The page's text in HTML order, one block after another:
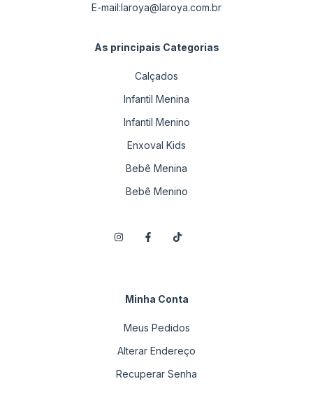
E-mail:laroya@laroya.com.br
As principais Categorias
Calçados
Infantil Menina
Infantil Menino
Enxoval Kids
Bebê Menina
Bebê Menino
Minha Conta
Meus Pedidos
Alterar Endereço
Recuperar Senha